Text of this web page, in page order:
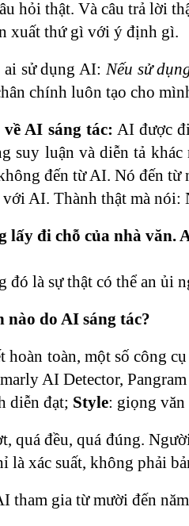
hỏi thật. Và câu trả lời
xuất thứ gì với ý định gì.
sử dụng AI: Nếu sử
chính luôn tạo cho
AI sáng tác: AI được
suy luận và diễn tả
đến từ AI. Nó đến từ
AI. Thành thật mà
lấy đi chỗ của nhà văn.
đó là sự thật có thể an ủi
nào do AI sáng tác?
hoàn toàn, một số công
AI Detector,
diễn đạt; Style: giọng văn
quá đều, quá đúng.
là xác suất, không phải
tham gia từ mười đến